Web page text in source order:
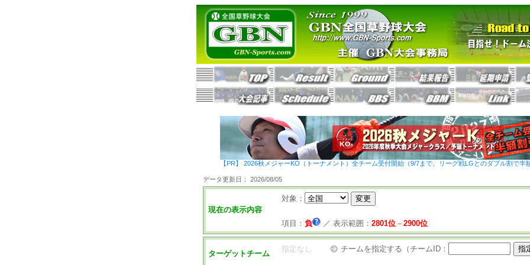
【PR】 2026秋メジャーKO（トーナメント）全チーム受付開始（9/7まで、リーグ戦LGとのダブル割で半
データ更新日： 2026/08/05
現在の表示内容
対象：
項目： 負 ／ 表示範囲： 2801位－ 2900位
ターゲットチーム
指定なし チームを指定する（チームID：